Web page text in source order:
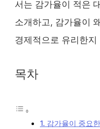
서는 감가율이 적은
소개하고, 감가율이
경제적으로 유리한지
목차
1. 감가율이 중요